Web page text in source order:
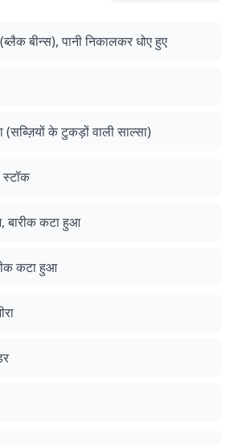
बीन्स), पानी निकालकर धोए हुए
(सब्ज़ियों के टुकड़ों वाली साल्सा)
स्टॉक
बारीक कटा हुआ
कटा हुआ